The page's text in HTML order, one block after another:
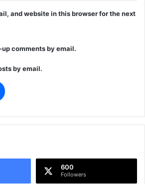
and website in this browser for the next
comments by email.
by email.
600
Followers